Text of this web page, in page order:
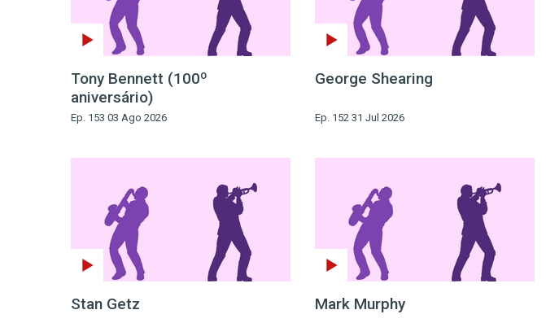
Tony Bennett (100º
aniversário)
Ep. 153 03 Ago 2026
George Shearing
Ep. 152 31 Jul 2026
Stan Getz Mark Murphy